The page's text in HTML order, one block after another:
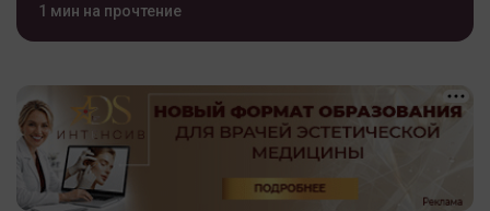
1 мин на прочтение